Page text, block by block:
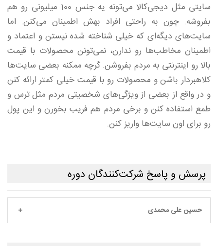
سایتی مثل دیجی‌کالا می‌تونه یه جنس 100 میلیونی رو هم
بفروشه. چون به راحتی افراد بهش اطمینان می‌کنن. اما
سایت‌های دیگه‌ای که خیلی شناخته شده نیستن و اعتماد و
اطمینان مخاطب‌ها رو ندارن، نمی‌تونن محصولات با قیمت
بالا رو اینترنتی به مردم بفروشن. گرچه ممکنه بعضی سایت‌ها
کلاهبردار باشن و محصولات رو با قیمت خیلی کمتر ارائه کنن
و در واقع از بعضی از ویژگی‌های شخصیتی مردم مثل ترس و
طمع استفاده کنن و برخی مردم هم فریب بخورن و این پول
رو برای اون سایت‌ها واریز کنن.
پرسش و پاسخ شرکت‌کنندگان دوره
حسین علی محمدی